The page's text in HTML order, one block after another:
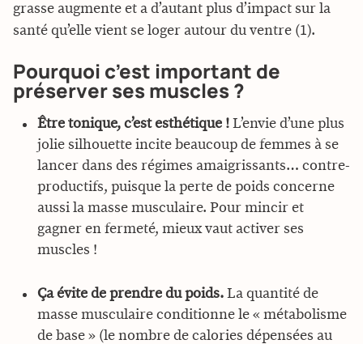
grasse augmente et a d’autant plus d’impact sur la
santé qu’elle vient se loger autour du ventre (1).
Pourquoi c’est important de
préserver ses muscles ?
Être tonique, c’est esthétique ! L’envie d’une plus
jolie silhouette incite beaucoup de femmes à se
lancer dans des régimes amaigrissants… contre-
productifs, puisque la perte de poids concerne
aussi la masse musculaire. Pour mincir et
gagner en fermeté, mieux vaut activer ses
muscles !
Ça évite de prendre du poids. La quantité de
masse musculaire conditionne le « métabolisme
de base » (le nombre de calories dépensées au